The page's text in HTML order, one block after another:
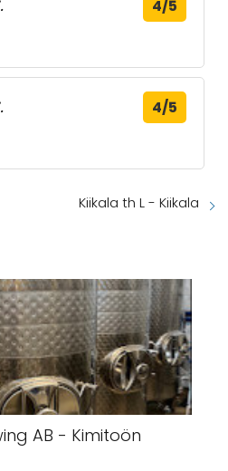
4/5
4/5
Kiikala th L - Kiikala
AB - Kimitoön